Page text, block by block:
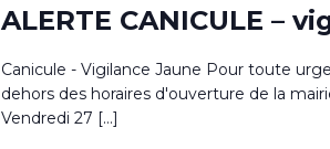
ALERTE CANICULE –
Canicule - Vigilance Jaune Pour toute
dehors des horaires d'ouverture de la
Vendredi 27 […]